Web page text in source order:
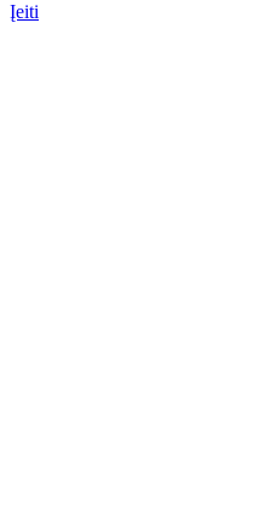
Įeiti